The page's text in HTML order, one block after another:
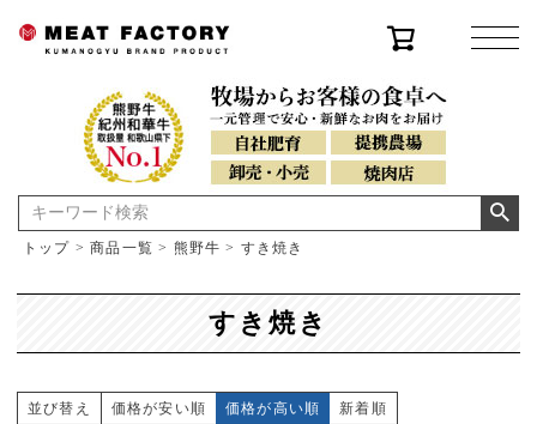
トップ 商品一覧 熊野牛 すき焼き
すき焼き
並び替え 価格が安い順 価格が高い順 新着順